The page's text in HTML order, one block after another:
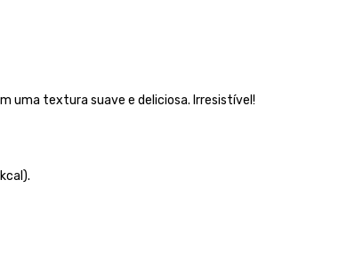
uma textura suave e deliciosa. Irresistível!